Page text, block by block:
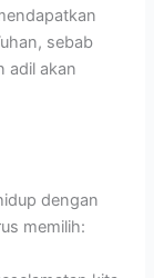
sebab
adil akan
dengan
memilih: